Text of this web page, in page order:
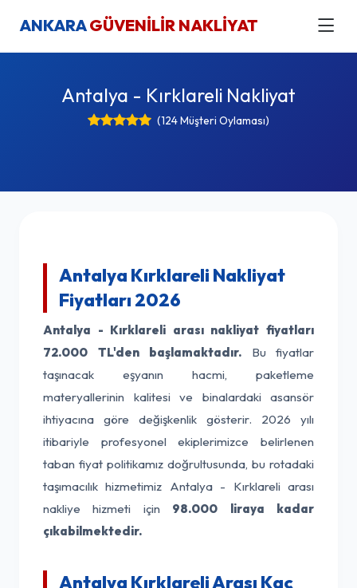
ANKARAGÜVENİLİR NAKLİYAT
Antalya - Kırklareli Nakliyat
(124 Müşteri Oylaması)
Antalya Kırklareli Nakliyat
Fiyatları 2026
Antalya - Kırklareli arası nakliyat fiyatları
72.000 TL'den başlamaktadır. Bu fiyatlar
taşınacak eşyanın hacmi, paketleme
materyallerinin kalitesi ve binalardaki asansör
ihtiyacına göre değişkenlik gösterir. 2026 yılı
itibariyle profesyonel ekiplerimizce belirlenen
taban fiyat politikamız doğrultusunda, bu rotadaki
taşımacılık hizmetimiz Antalya - Kırklareli arası
nakliye hizmeti için 98.000 liraya kadar
çıkabilmektedir.
Antalya Kırklareli Arası Kaç